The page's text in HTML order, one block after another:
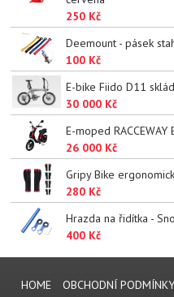
250 Kč
Deemount - pásek
100 Kč
E-bike Fiido D11
30 000 Kč
E-moped
26 000 Kč
Gripy Bike
280 Kč
Hrazda na řidítka -
400 Kč
HOME OBCHODNÍ